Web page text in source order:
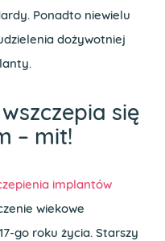
Ponadto niewielu
dożywotniej
się
– mit!
implantów
wiekowe
go roku życia. Starszy